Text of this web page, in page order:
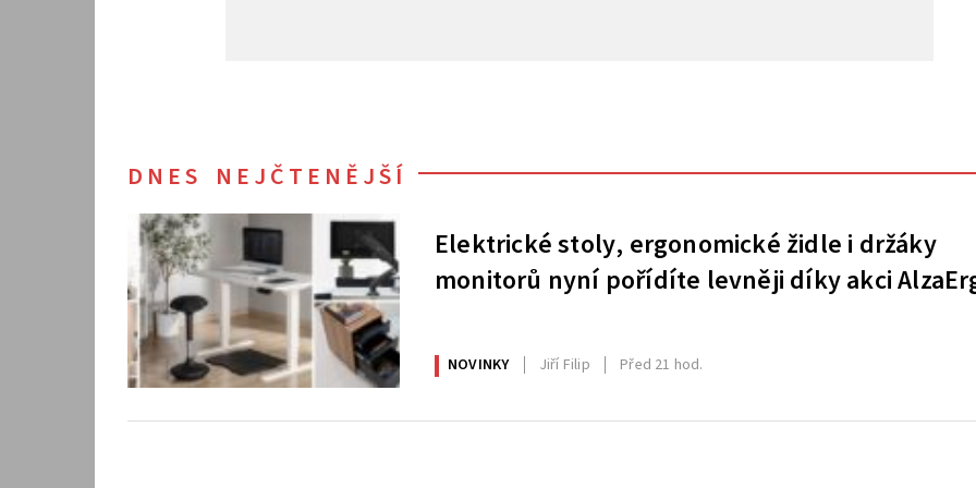
DNES NEJČTENĚJŠÍ
Elektrické stoly, ergonomické židle i držáky
monitorů nyní pořídíte levněji díky akci
NOVINKY Jiří Filip Před 21 hod.